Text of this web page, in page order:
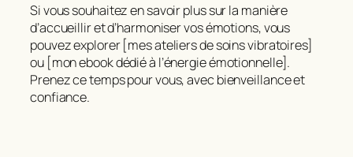
Si vous souhaitez en savoir plus sur la manière
d’accueillir et d’harmoniser vos émotions, vous
pouvez explorer [mes ateliers de soins vibratoires]
ou [mon ebook dédié à l’énergie émotionnelle].
Prenez ce temps pour vous, avec bienveillance et
confiance.